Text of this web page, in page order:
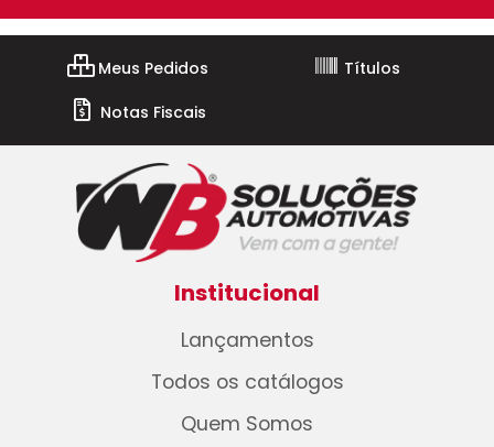
Meus Pedidos
Títulos
Notas Fiscais
Institucional
Lançamentos
Todos os catálogos
Quem Somos